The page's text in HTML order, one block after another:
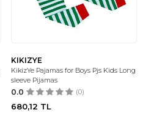
KIKIZYE
KikizYe Pajamas for Boys Pjs Kids Long
sleeve Pijamas
0.0 (0)
680,12 TL